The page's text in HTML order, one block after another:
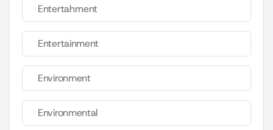
Entertahrnent
Entertainment
Environment
Environmental